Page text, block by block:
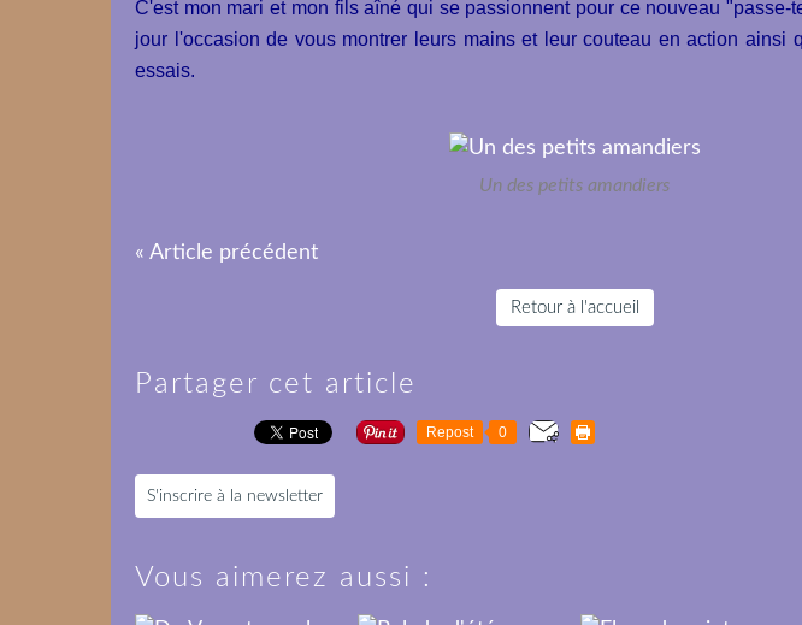
C'est mon mari et mon fils aîné qui se passionnent pour ce nouveau "passe-
jour l'occasion de vous montrer leurs mains et leur couteau en action ainsi
essais.
Un des petits amandiers
« Article précédent
Retour à l'accueil
Partager cet article
Repost 0
S'inscrire à la newsletter
Vous aimerez aussi :